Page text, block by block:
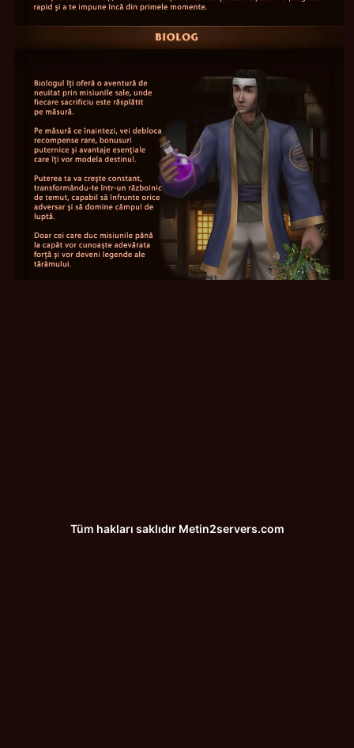
Tüm hakları saklıdır Metin2servers.com